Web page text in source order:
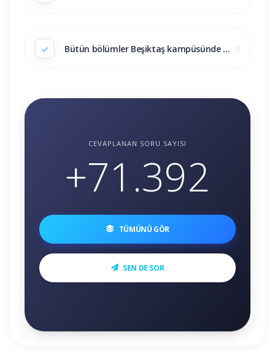
Bütün bölümler Beşiktaş kampüsünde midir?
CEVAPLANAN SORU SAYISI
+71.392
TÜMÜNÜ GÖR
SEN DE SOR